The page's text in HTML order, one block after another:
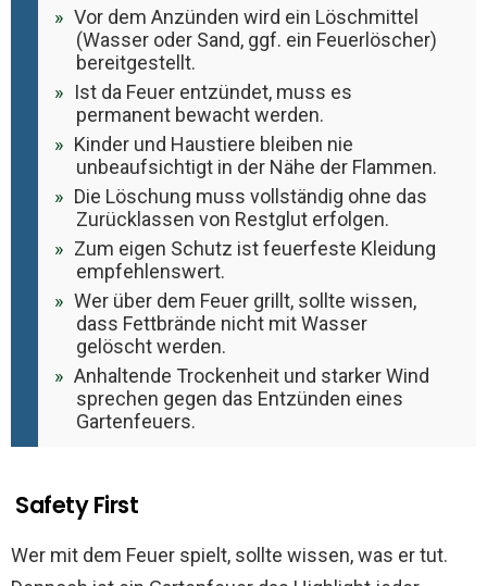
Vor dem Anzünden wird ein Löschmittel
(Wasser oder Sand, ggf. ein Feuerlöscher)
bereitgestellt.
Ist da Feuer entzündet, muss es
permanent bewacht werden.
Kinder und Haustiere bleiben nie
unbeaufsichtigt in der Nähe der Flammen.
Die Löschung muss vollständig ohne das
Zurücklassen von Restglut erfolgen.
Zum eigen Schutz ist feuerfeste Kleidung
empfehlenswert.
Wer über dem Feuer grillt, sollte wissen,
dass Fettbrände nicht mit Wasser
gelöscht werden.
Anhaltende Trockenheit und starker Wind
sprechen gegen das Entzünden eines
Gartenfeuers.
Safety First
Wer mit dem Feuer spielt, sollte wissen, was er tut.